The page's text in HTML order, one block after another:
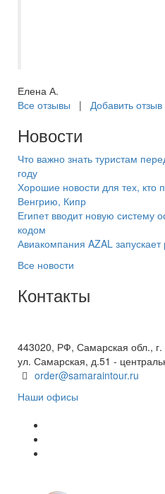
Елена А.
Все отзывы | Добавить отзыв
Новости
Что важно знать туристам
году
Хорошие новости для тех, кто
Венгрию, Кипр
Египет вводит новую систему
кодом
Авиакомпания AZAL
Все новости
Контакты
443020, РФ, Самарская обл.,
ул. Самарская, д.51 -
order@samaraintour.ru
Наши офисы